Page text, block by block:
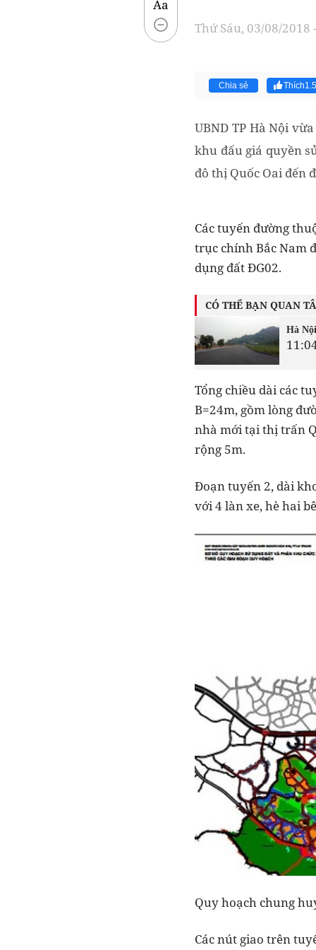
Aa
Thứ Sáu, 03/08/2018
Chia sẻ Thích
UBND TP Hà Nội
khu đấu giá quyền
đô thị Quốc Oai đến
Các tuyến đường
trục chính Bắc Nam
dụng đất ĐG02.
CÓ THỂ BẠN QUAN
Hà
Tổng chiều dài các
B=24m, gồm lòng
nhà mới tại thị trấn
rộng 5m.
Đoạn tuyến 2, dài
với 4 làn xe, hè hai
Quy hoạch chung
Các nút giao trên